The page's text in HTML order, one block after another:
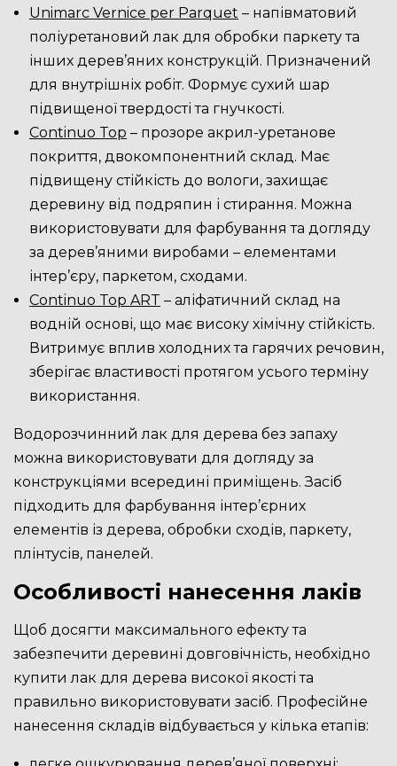
Unimarc Vernice per Parquet – напівматовий
поліуретановий лак для обробки паркету та
інших дерев’яних конструкцій. Призначений
для внутрішніх робіт. Формує сухий шар
підвищеної твердості та гнучкості.
Continuo Top – прозоре акрил-уретанове
покриття, двокомпонентний склад. Має
підвищену стійкість до вологи, захищає
деревину від подряпин і стирання. Можна
використовувати для фарбування та догляду
за дерев’яними виробами – елементами
інтер’єру, паркетом, сходами.
Continuo Top ART – аліфатичний склад на
водній основі, що має високу хімічну стійкість.
Витримує вплив холодних та гарячих речовин,
зберігає властивості протягом усього терміну
використання.
Водорозчинний лак для дерева без запаху
можна використовувати для догляду за
конструкціями всередині приміщень. Засіб
підходить для фарбування інтер’єрних
елементів із дерева, обробки сходів, паркету,
плінтусів, панелей.
Особливості нанесення лаків
Щоб досягти максимального ефекту та
забезпечити деревині довговічність, необхідно
купити лак для дерева високої якості та
правильно використовувати засіб. Професійне
нанесення складів відбувається у кілька етапів: